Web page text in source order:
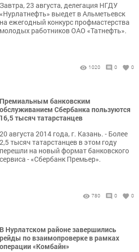
Завтра, 23 августа, делегация НГДУ
«Нурлатнефть» выедет в Альметьевск
на ежегодный конкурс профмастерства
молодых работников ОАО «Татнефть».
1020 0 0
Премиальным банковским
обслуживанием Сбербанка пользуются
16,5 тысяч татарстанцев
20 августа 2014 года, г. Казань. - Более
2,5 тысяч татарстанцев в этом году
перешли на новый формат банковского
сервиса - «Сбербанк Премьер».
780 0 0
В Нурлатском районе завершились
рейды по взаимопроверке в рамках
операции «Комбайн»